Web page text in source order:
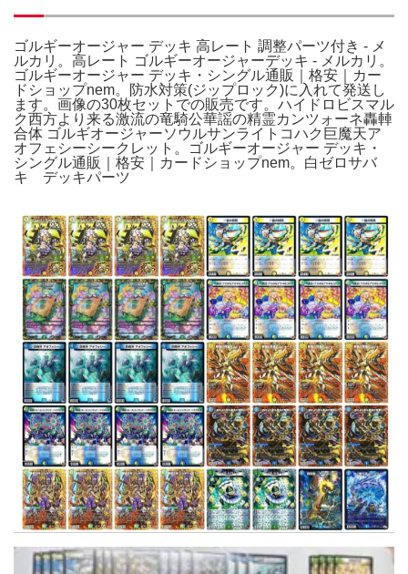
ゴルギーオージャー デッキ 高レート 調整パーツ付き - メ
ルカリ。高レート ゴルギーオージャーデッキ - メルカリ。
ゴルギーオージャー デッキ・シングル通販｜格安｜カー
ドショップnem。防水対策(ジップロック)に入れて発送し
ます。画像の30枚セットでの販売です。ハイドロビスマル
ク西方より来る激流の竜騎公華謡の精霊カンツォーネ轟䡛
合体 ゴルギオージャーソウルサンライトコハク巨魔天ア
オフェシーシークレット。ゴルギーオージャー デッキ・
シングル通販｜格安｜カードショップnem。白ゼロサバ
キ デッキパーツ